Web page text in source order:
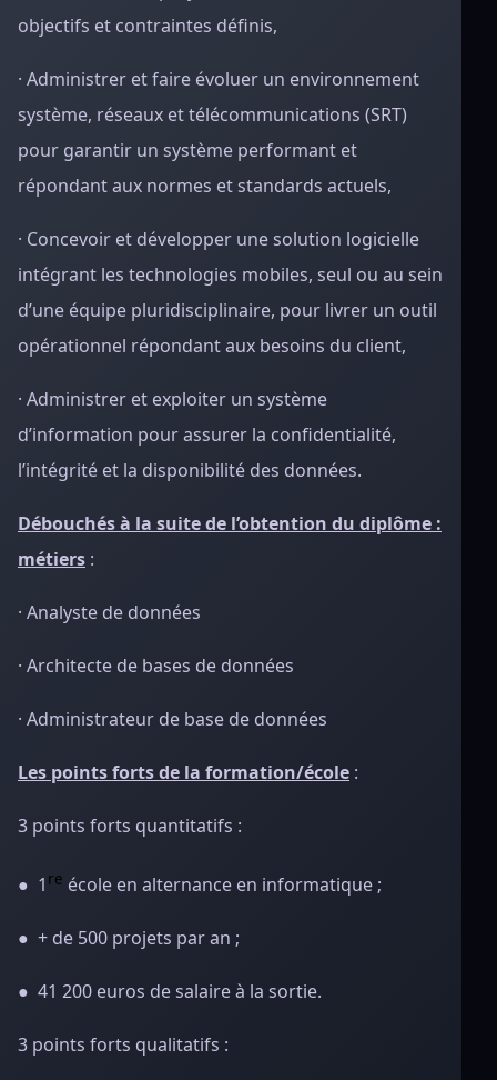
objectifs et contraintes définis,
· Administrer et faire évoluer un environnement
système, réseaux et télécommunications (SRT)
pour garantir un système performant et
répondant aux normes et standards actuels,
· Concevoir et développer une solution logicielle
intégrant les technologies mobiles, seul ou au sein
d’une équipe pluridisciplinaire, pour livrer un outil
opérationnel répondant aux besoins du client,
· Administrer et exploiter un système
d’information pour assurer la confidentialité,
l’intégrité et la disponibilité des données.
Débouchés à la suite de l’obtention du diplôme :
métiers :
· Analyste de données
· Architecte de bases de données
· Administrateur de base de données
Les points forts de la formation/école :
3 points forts quantitatifs :
● 1 re école en alternance en informatique ;
● + de 500 projets par an ;
● 41 200 euros de salaire à la sortie.
3 points forts qualitatifs :